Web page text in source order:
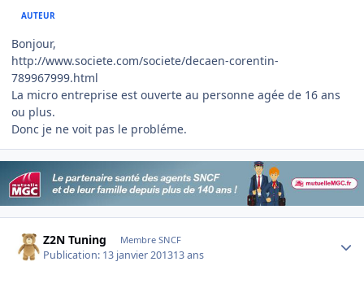
AUTEUR
Bonjour,
http://www.societe.com/societe/decaen-corentin-
789967999.html
La micro entreprise est ouverte au personne agée de 16 ans
ou plus.
Donc je ne voit pas le probléme.
Z2N Tuning Membre SNCF
Publication: 13 janvier 201313 ans